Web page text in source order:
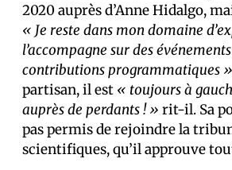
2020 auprès d’Anne Hidalgo,
« Je reste dans mon domaine
l’accompagne sur des
contributions programmatiques »
partisan, il est « toujours à
auprès de perdants ! » rit-il. Sa
pas permis de rejoindre la
scientifiques, qu’il approuve